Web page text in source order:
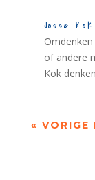
Josse
of andere
Kok
« VORIGE